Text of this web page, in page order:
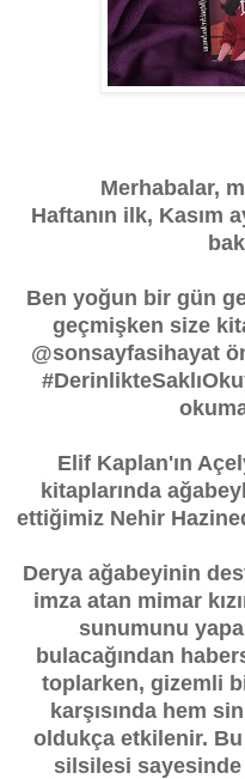
Merhabalar,
Haftanın ilk, Kasım
Ben yoğun bir gün
geçmişken size
@sonsayfasihayat
Elif Kaplan'ın
kitaplarında
ettiğimiz Nehir
Derya ağabeyinin
imza atan mimar
sunumunu
bulacağından
toplarken, gizemli
karşısında hem
oldukça etkilenir.
silsilesi